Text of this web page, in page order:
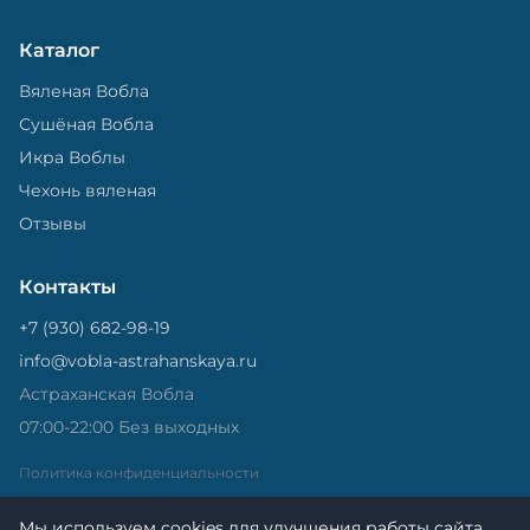
Каталог
Вяленая Вобла
Сушёная Вобла
Икра Воблы
Чехонь вяленая
Отзывы
Контакты
+7 (930) 682-98-19
info@vobla-astrahanskaya.ru
Астраханская Вобла
07:00-22:00 Без выходных
Политика конфиденциальности